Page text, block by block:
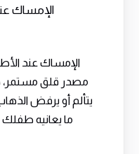
الإمساك
الإمساك عند
مصدر قلق
يتألم أو يرفض
ما يعانيه